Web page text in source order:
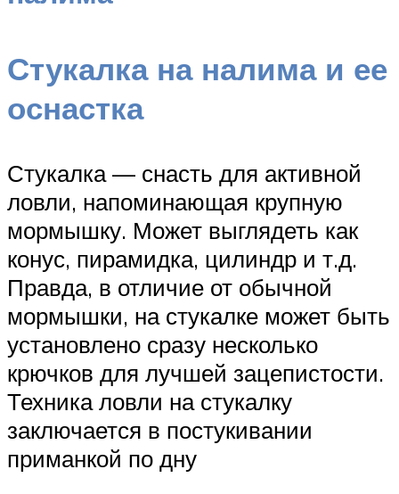
Стукалка на налима и ее
оснастка
Стукалка — снасть для активной
ловли, напоминающая крупную
мормышку. Может выглядеть как
конус, пирамидка, цилиндр и т.д.
Правда, в отличие от обычной
мормышки, на стукалке может быть
установлено сразу несколько
крючков для лучшей зацепистости.
Техника ловли на стукалку
заключается в постукивании
приманкой по дну